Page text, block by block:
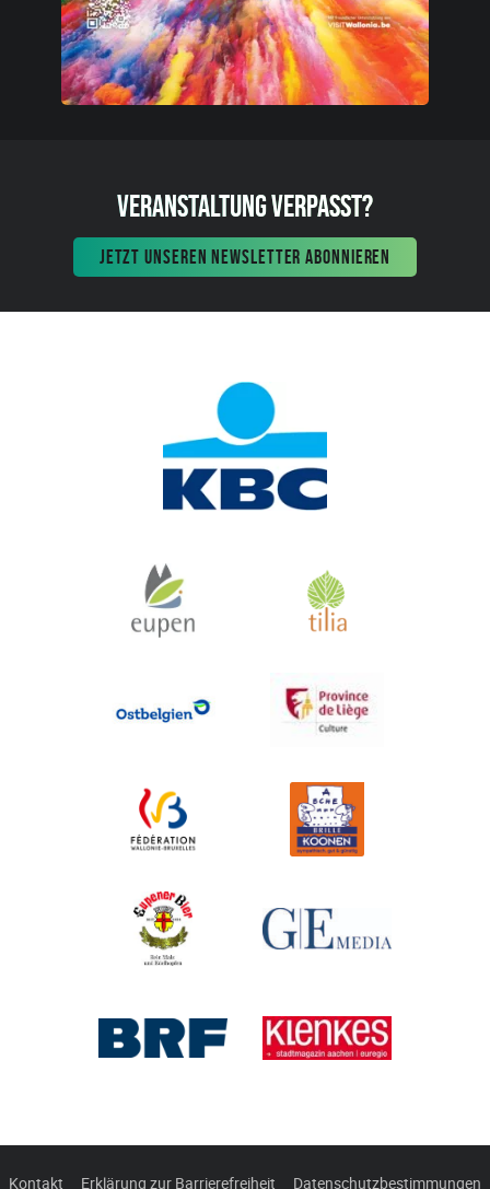
VERANSTALTUNG VERPASST?
JETZT UNSEREN NEWSLETTER ABONNIEREN
Kontakt Erklärung zur Barrierefreiheit Datenschutzbestimmungen